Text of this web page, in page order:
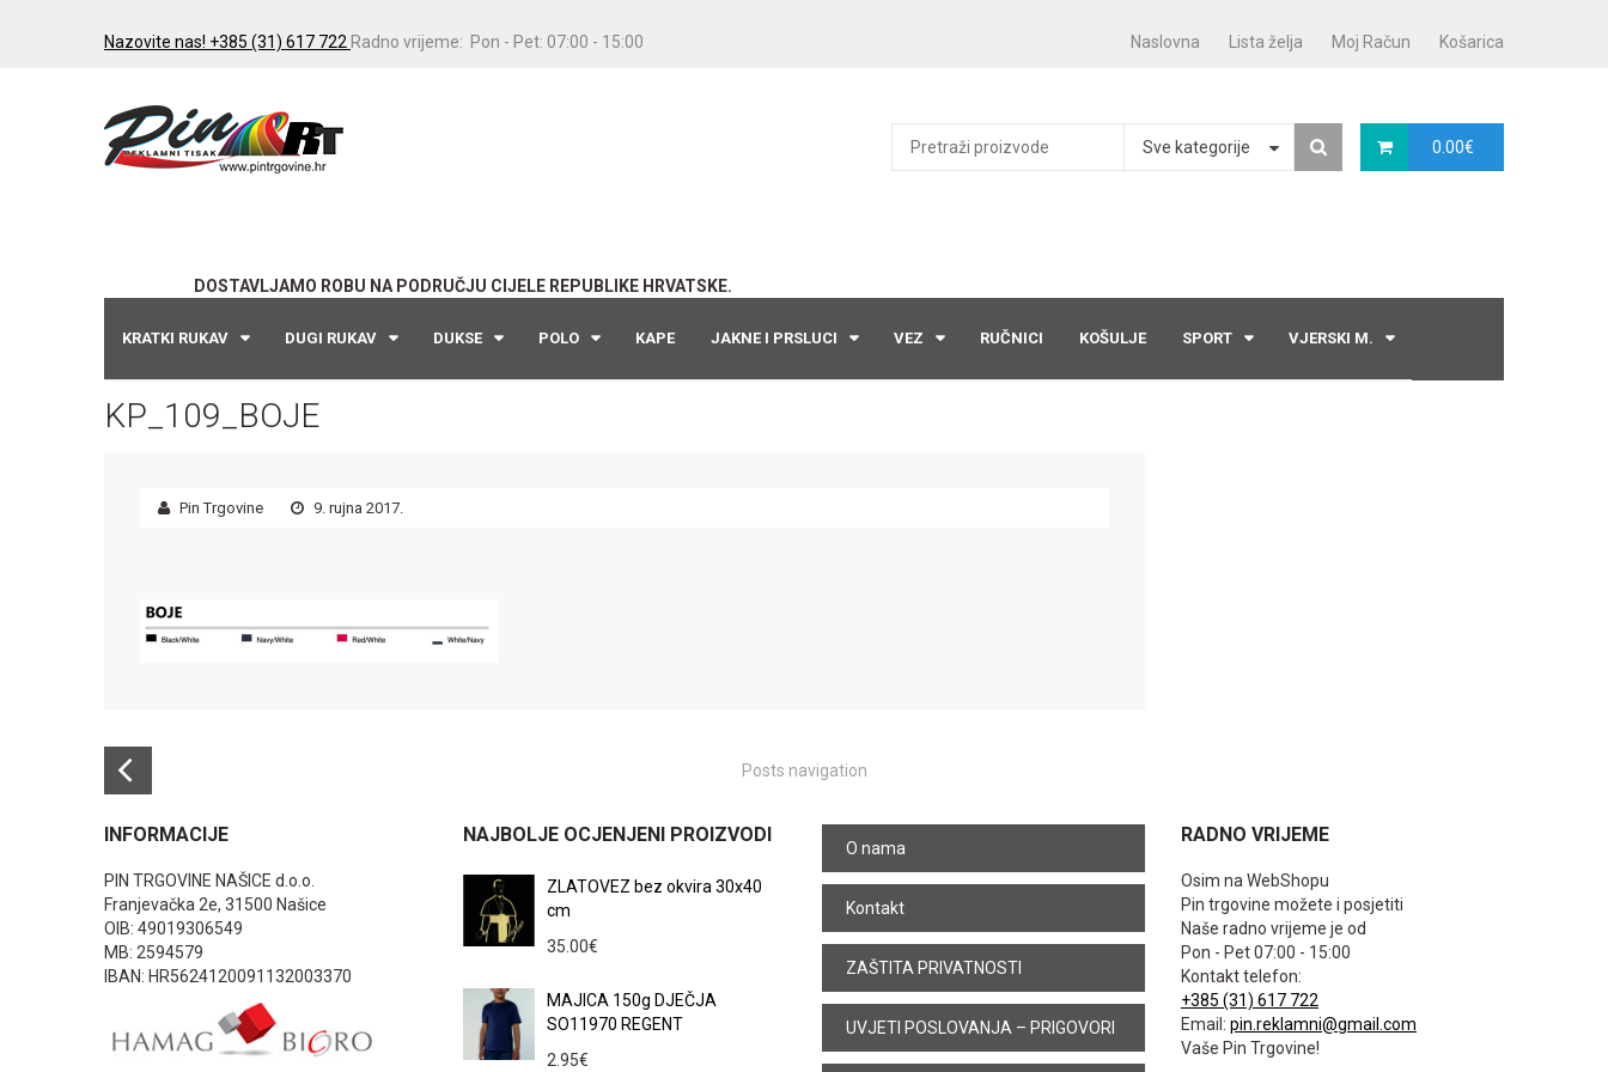
Nazovite nas! +385 (31) 617 722 Radno vrijeme: Pon - Pet: 07:00 - 15:00 Naslovna Lista želja Moj Račun Košarica
DOSTAVLJAMO ROBU NA PODRUČJU CIJELE REPUBLIKE HRVATSKE.
0.00€
Sve kategorije
KRATKI RUKAV DUGI RUKAV DUKSE POLO KAPE JAKNE I PRSLUCI VEZ RUČNICI KOŠULJE SPORT VJERSKI M.
KP_109_BOJE
Pin Trgovine 9. rujna 2017.
Posts navigation
INFORMACIJE
PIN TRGOVINE NAŠICE d.o.o.
Franjevačka 2e, 31500 Našice
OIB: 49019306549
MB: 2594579
IBAN: HR5624120091132003370
NAJBOLJE OCJENJENI PROIZVODI
ZLATOVEZ bez okvira 30x40
cm
35.00€
MAJICA 150g DJEČJA
SO11970 REGENT
2.95€
O nama
Kontakt
ZAŠTITA PRIVATNOSTI
UVJETI POSLOVANJA – PRIGOVORI
RADNO VRIJEME
Osim na WebShopu
Pin trgovine možete i posjetiti
Naše radno vrijeme je od
Pon - Pet 07:00 - 15:00
Kontakt telefon:
+385 (31) 617 722
Email: pin.reklamni@gmail.com
Vaše Pin Trgovine!